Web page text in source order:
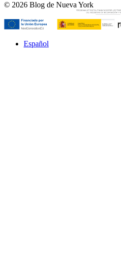
© 2026 Blog de Nueva York
Español